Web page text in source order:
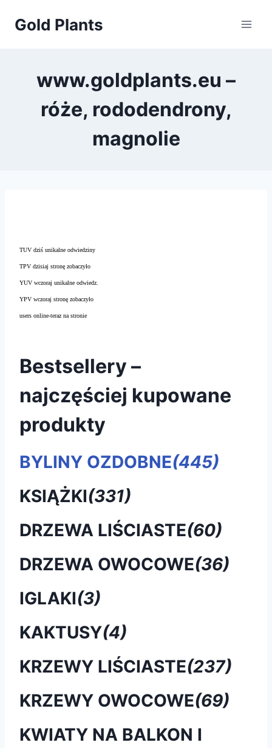
Gold Plants
www.goldplants.eu –
róże, rododendrony,
magnolie
TUV dziś unikalne odwiedziny
TPV dzisiaj stronę zobaczyło
YUV wczoraj unikalne odwiedz.
YPV wczoraj stronę zobaczyło
users online-teraz na stronie
Bestsellery –
najczęściej kupowane
produkty
BYLINY OZDOBNE(445)
KSIĄŻKI(331)
DRZEWA LIŚCIASTE(60)
DRZEWA OWOCOWE(36)
IGLAKI(3)
KAKTUSY(4)
KRZEWY LIŚCIASTE(237)
KRZEWY OWOCOWE(69)
KWIATY NA BALKON I